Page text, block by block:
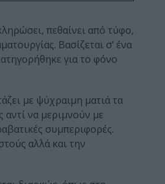
πεθαίνει από τύφο,
Βασίζεται σ’ ένα
για το φόνο
με ψύχραιμη ματιά τα
να μεριμνούν με
συμπεριφορές.
αλλά και την